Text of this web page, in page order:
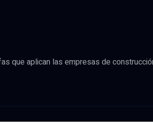
que aplican las empresas de